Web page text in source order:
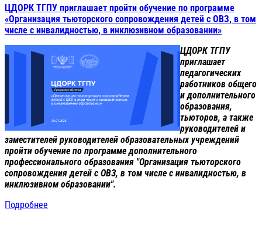
ЦДОРК ТГПУ приглашает пройти обучение по программе
«Организация тьюторского сопровождения детей с ОВЗ, в том
числе с инвалидностью, в инклюзивном образовании»
ЦДОРК ТГПУ
приглашает
педагогических
работников общего
и дополнительного
образования,
тьюторов, а также
руководителей и
заместителей руководителей образовательных учреждений
пройти обучение по программе дополнительного
профессионального образования "Организация тьюторского
сопровождения детей с ОВЗ, в том числе с инвалидностью, в
инклюзивном образовании".
Подробнее